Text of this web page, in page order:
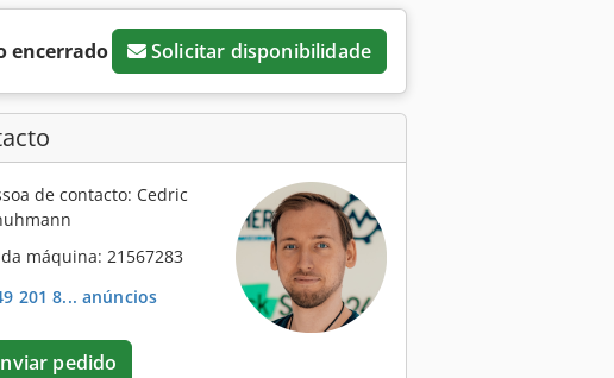
encerrado Solicitar disponibilidade
de contacto: Cedric
máquina: 21567283
201 8... anúncios
pedido